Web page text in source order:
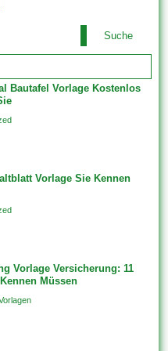
Suche
Bautafel Vorlage Kostenlos
Vorlage Sie Kennen
Vorlage Versicherung: 11
Müssen